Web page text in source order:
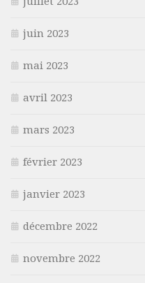
juin 2023
mai 2023
avril 2023
mars 2023
février 2023
janvier 2023
décembre 2022
novembre 2022